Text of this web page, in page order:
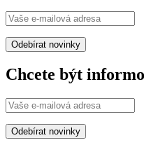
Chcete být